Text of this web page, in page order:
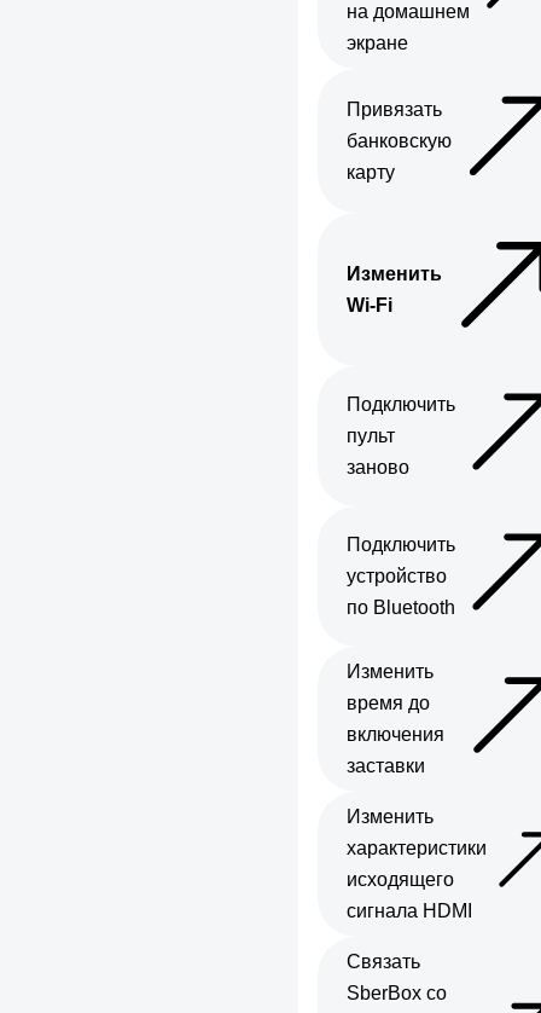
на домашнем
экране
Привязать
банковскую
карту
Изменить
Wi-Fi
Подключить
пульт
заново
Подключить
устройство
по Bluetooth
Изменить
время до
включения
заставки
Изменить
характеристики
исходящего
сигнала HDMI
Связать
SberBox со